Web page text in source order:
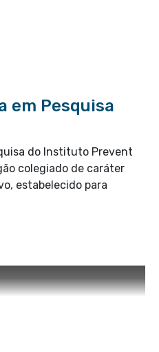
em Pesquisa
do Instituto Prevent
colegiado de caráter
estabelecido para